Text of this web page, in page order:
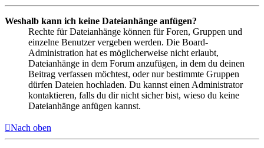
Weshalb kann ich keine Dateianhänge anfügen?
Rechte für Dateianhänge können für Foren, Gruppen und
einzelne Benutzer vergeben werden. Die Board-
Administration hat es möglicherweise nicht erlaubt,
Dateianhänge in dem Forum anzufügen, in dem du deinen
Beitrag verfassen möchtest, oder nur bestimmte Gruppen
dürfen Dateien hochladen. Du kannst einen Administrator
kontaktieren, falls du dir nicht sicher bist, wieso du keine
Dateianhänge anfügen kannst.
Nach oben